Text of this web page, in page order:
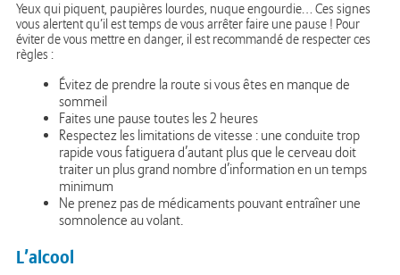
Yeux qui piquent, paupières lourdes, nuque engourdie… Ces signes
vous alertent qu’il est temps de vous arrêter faire une pause ! Pour
éviter de vous mettre en danger, il est recommandé de respecter ces
règles :
Évitez de prendre la route si vous êtes en manque de
sommeil
Faites une pause toutes les 2 heures
Respectez les limitations de vitesse : une conduite trop
rapide vous fatiguera d’autant plus que le cerveau doit
traiter un plus grand nombre d’information en un temps
minimum
Ne prenez pas de médicaments pouvant entraîner une
somnolence au volant.
L’alcool